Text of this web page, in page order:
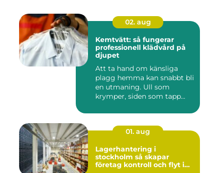
02. aug
Kemtvätt: så fungerar
professionell klädvård på
djupet
Att ta hand om känsliga
plagg hemma kan snabbt bli
en utmaning. Ull som
krymper, siden som tapp...
01. aug
Lagerhantering i
stockholm så skapar
företag kontroll och flyt i